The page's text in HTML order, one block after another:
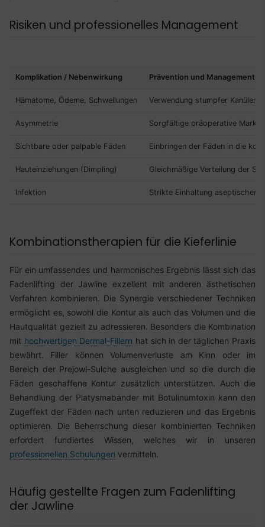
Risiken und professionelles Management
Komplikation / Nebenwirkung Prävention und Management
Hämatome, Ödeme, Schwellungen Verwendung stumpfer Kanülen,
Asymmetrie Sorgfältige präoperative
Sichtbare oder palpable Fäden Einbringen der Fäden in die
Hauteinziehungen (Dimpling) Gleichmäßige Verteilung der
Infektion Strikte Einhaltung aseptischer
Kombinationstherapien für die Kieferlinie
Für ein umfassendes und harmonisches Ergebnis lässt sich das
Fadenlifting der Jawline exzellent mit anderen ästhetischen
Verfahren kombinieren. Die Synergie verschiedener Techniken
ermöglicht es, sowohl die Kontur als auch das Volumen und die
Hautqualität gezielt zu adressieren. Besonders die Kombination
mit hochwertigen Dermal-Fillern hat sich in der täglichen Praxis
bewährt. Filler können Volumenverluste am Kinn oder im
Bereich der Prejowl-Sulche ausgleichen und so die durch die
Fäden geschaffene Kontur zusätzlich unterstützen. Auch die
Behandlung der Platysmabänder mit Botulinumtoxin kann den
Zugeffekt der Fäden nach unten reduzieren und das Ergebnis
optimieren. Die Beherrschung dieser kombinierten Techniken
erfordert fundiertes Wissen, welches wir in unseren
professionellen Schulungen vermitteln.
Häufig gestellte Fragen zum Fadenlifting
der Jawline